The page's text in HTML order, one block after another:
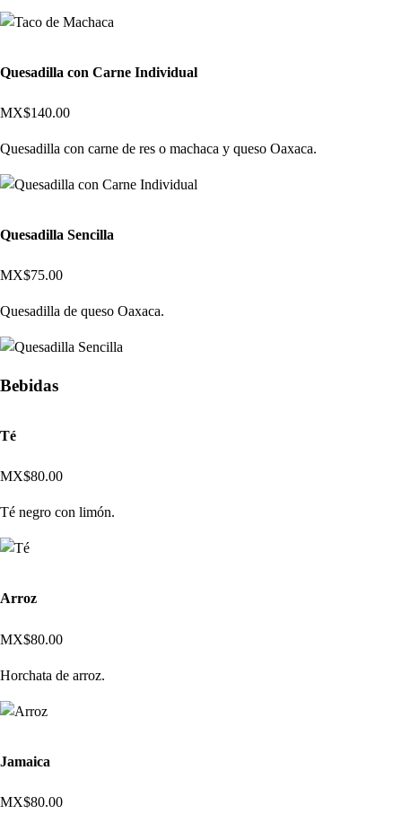
Quesadilla con Carne Individual
MX$140.00
Quesadilla con carne de res o machaca y queso Oaxaca.
Quesadilla Sencilla
MX$75.00
Quesadilla de queso Oaxaca.
Bebidas
Té
MX$80.00
Té negro con limón.
Arroz
MX$80.00
Horchata de arroz.
Jamaica
MX$80.00